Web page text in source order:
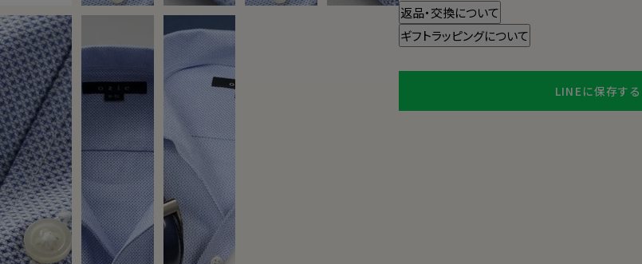
返品・交換について
ギフトラッピングについて
LINEに保存する